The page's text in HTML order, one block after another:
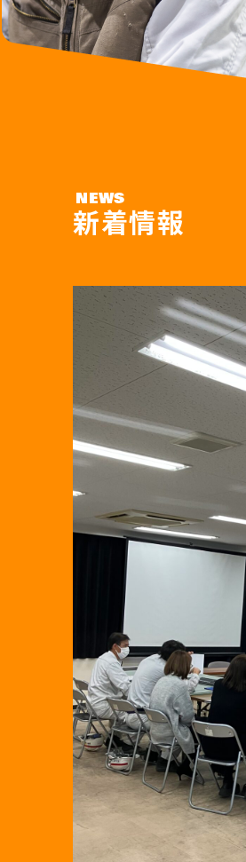
NEWS
新着情報